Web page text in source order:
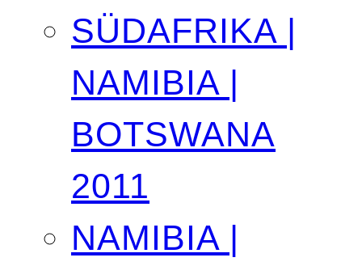
SÜDAFRIKA |
NAMIBIA |
BOTSWANA
2011
NAMIBIA |